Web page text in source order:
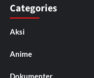
Categories
Aksi
Anime
Dokumenter